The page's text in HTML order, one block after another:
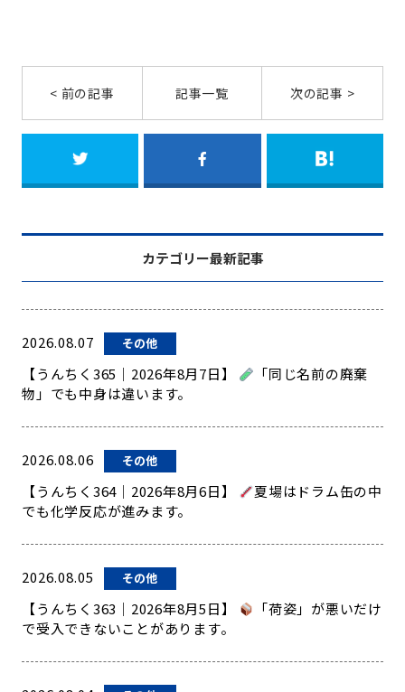
< 前の記事 記事一覧 次の記事 >
カテゴリー最新記事
2026.08.07 その他
【うんちく365｜2026年8月7日】
「同じ名前の廃棄
物」でも中身は違います。
2026.08.06 その他
【うんちく364｜2026年8月6日】
夏場はドラム缶の中
でも化学反応が進みます。
2026.08.05 その他
【うんちく363｜2026年8月5日】
「荷姿」が悪いだけ
で受入できないことがあります。